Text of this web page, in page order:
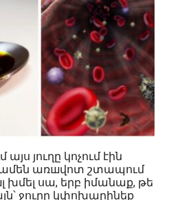
յուղը կոչում էին
ամեն առшվոտ շտապում
խմել սա, երբ իմանաք, թե
ջուրը կփոխարինեք